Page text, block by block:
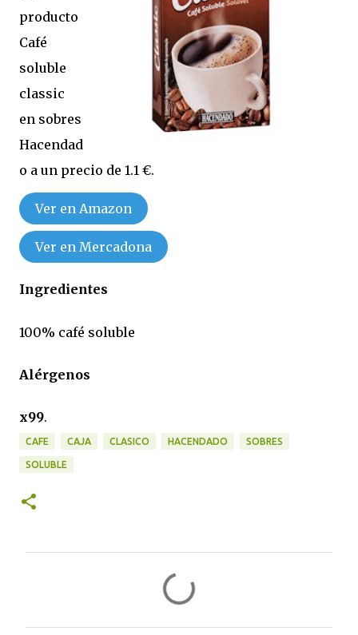
producto
Café
soluble
classic
en sobres
Hacendad
o a un precio de 1.1 €.
Ver en Amazon
Ver en Mercadona
Ingredientes
100% café soluble
Alérgenos
x99.
CAFE CAJA CLASICO HACENDADO SOBRES
SOLUBLE